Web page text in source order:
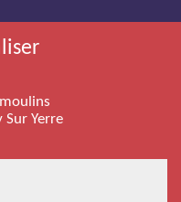
Sur Yerre